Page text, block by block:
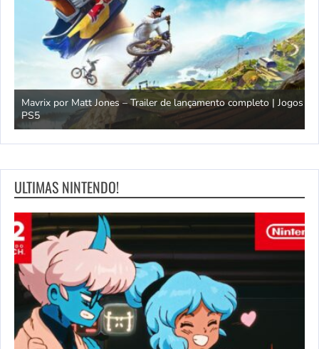
Mavrix por Matt Jones – Trailer de lançamento completo | Jogos
PS5
ULTIMAS NINTENDO!